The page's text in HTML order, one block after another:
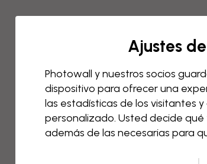
Ajustes
Photowall y nuestros socios
dispositivo para ofrecer una
las estadísticas de los visitantes
personalizado. Usted decide
además de las necesarias para